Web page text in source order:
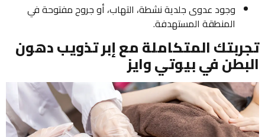
وجود عدوى جلدية نشطة، التهاب، أو جروح مفتوحة في
المنطقة المستهدفة.
تجربتك المتكاملة مع إبر تذويب دهون
البطن في بيوتي وايز